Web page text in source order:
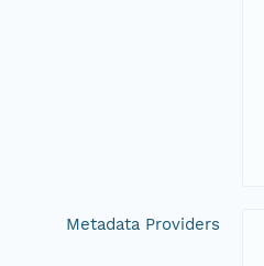
Metadata Providers